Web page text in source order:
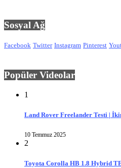
Sosyal Ağ
Facebook Twitter Instagram Pinterest
Popüler Videolar
1
Land Rover Freelander Testi |
10 Temmuz 2025
2
Toyota Corolla HB 1.8 Hybrid